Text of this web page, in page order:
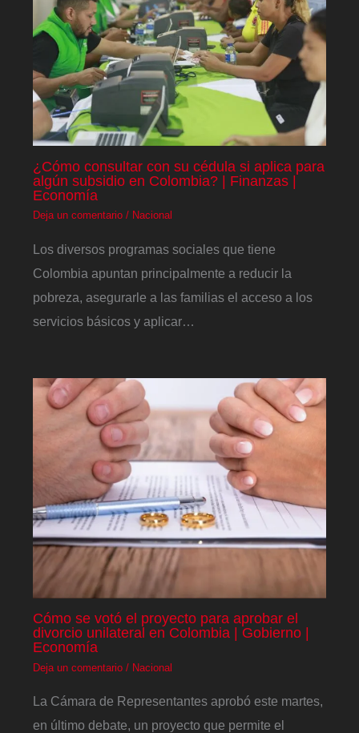
¿Cómo consultar con su cédula si aplica para
algún subsidio en Colombia? | Finanzas |
Economía
Deja un comentario / Nacional
Los diversos programas sociales que tiene
Colombia apuntan principalmente a reducir la
pobreza, asegurarle a las familias el acceso a los
servicios básicos y aplicar…
Cómo se votó el proyecto para aprobar el
divorcio unilateral en Colombia | Gobierno |
Economía
Deja un comentario / Nacional
La Cámara de Representantes aprobó este martes,
en último debate, un proyecto que permite el